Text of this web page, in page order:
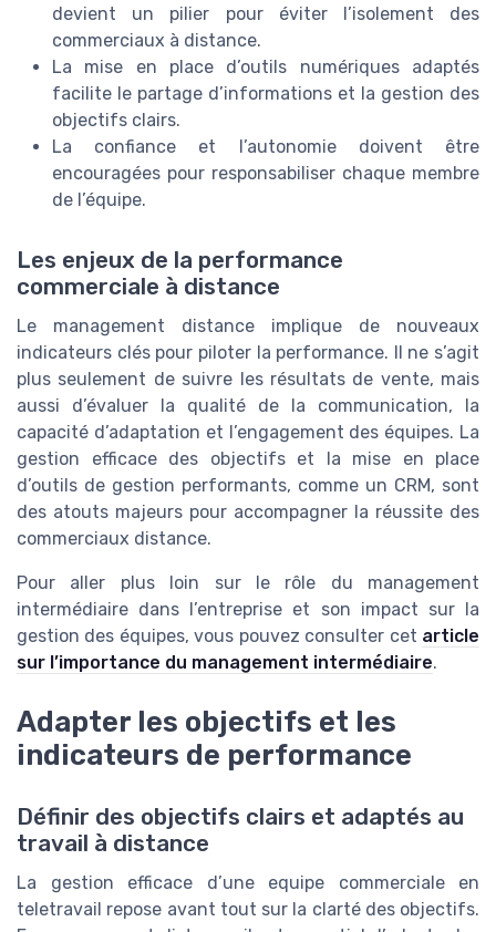
devient un pilier pour éviter l’isolement des
commerciaux à distance.
La mise en place d’outils numériques adaptés
facilite le partage d’informations et la gestion des
objectifs clairs.
La confiance et l’autonomie doivent être
encouragées pour responsabiliser chaque membre
de l’équipe.
Les enjeux de la performance
commerciale à distance
Le management distance implique de nouveaux
indicateurs clés pour piloter la performance. Il ne s’agit
plus seulement de suivre les résultats de vente, mais
aussi d’évaluer la qualité de la communication, la
capacité d’adaptation et l’engagement des équipes. La
gestion efficace des objectifs et la mise en place
d’outils de gestion performants, comme un CRM, sont
des atouts majeurs pour accompagner la réussite des
commerciaux distance.
Pour aller plus loin sur le rôle du management
intermédiaire dans l’entreprise et son impact sur la
gestion des équipes, vous pouvez consulter cet article
sur l’importance du management intermédiaire.
Adapter les objectifs et les
indicateurs de performance
Définir des objectifs clairs et adaptés au
travail à distance
La gestion efficace d’une equipe commerciale en
teletravail repose avant tout sur la clarté des objectifs.